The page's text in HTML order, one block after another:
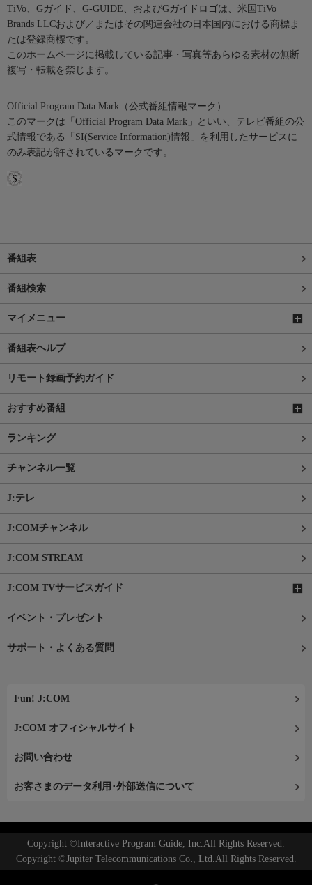
TiVo、Gガイド、G-GUIDE、およびGガイドロゴは、米国TiVo
Brands LLCおよび／またはその関連会社の日本国内における商標ま
たは登録商標です。
このホームページに掲載している記事・写真等あらゆる素材の無断
複写・転載を禁じます。
Official Program Data Mark（公式番組情報マーク）
このマークは「Official Program Data Mark」といい、テレビ番組の公
式情報である「SI(Service Information)情報」を利用したサービスに
のみ表記が許されているマークです。
番組表
番組検索
マイメニュー
番組表ヘルプ
リモート録画予約ガイド
おすすめ番組
ランキング
チャンネル一覧
J:テレ
J:COMチャンネル
J:COM STREAM
J:COM TVサービスガイド
イベント・プレゼント
サポート・よくある質問
Fun! J:COM
J:COM オフィシャルサイト
お問い合わせ
お客さまのデータ利用･外部送信について
Copyright ©Interactive Program Guide, Inc.All Rights Reserved.
Copyright ©Jupiter Telecommunications Co., Ltd.All Rights Reserved.